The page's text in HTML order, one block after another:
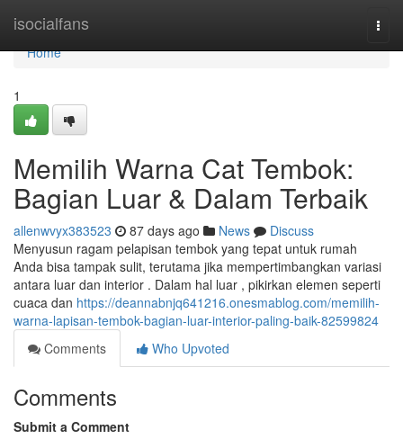
isocialfans
Home
Home
1
Memilih Warna Cat Tembok:
Bagian Luar & Dalam Terbaik
allenwvyx383523 87 days ago News
Discuss
Menyusun ragam pelapisan tembok yang tepat untuk rumah
Anda bisa tampak sulit, terutama jika mempertimbangkan variasi
antara luar dan interior . Dalam hal luar , pikirkan elemen seperti
cuaca dan https://deannabnjq641216.onesmablog.com/memilih-
warna-lapisan-tembok-bagian-luar-interior-paling-baik-82599824
Comments
Who Upvoted
Comments
Submit a Comment